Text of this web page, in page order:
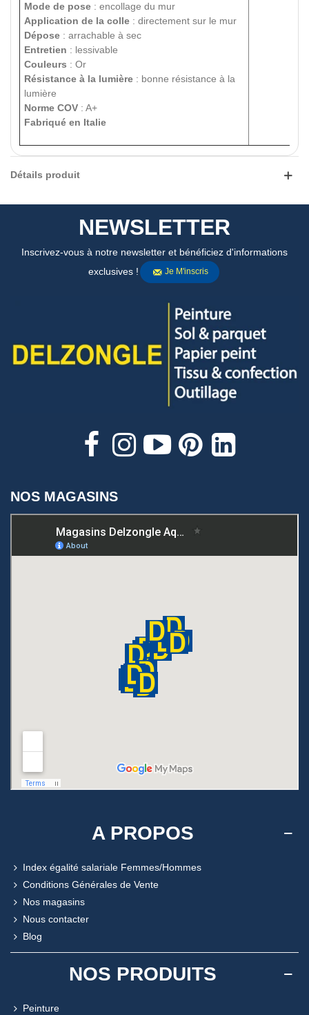
Mode de pose : encollage du mur
Application de la colle : directement sur le mur
Dépose : arrachable à sec
Entretien : lessivable
Couleurs : Or
Résistance à la lumière : bonne résistance à la
lumière
Norme COV : A+
Fabriqué en Italie
Détails produit
NEWSLETTER
Inscrivez-vous à notre newsletter et bénéficiez d'informations
exclusives !
Je M'inscris
NOS MAGASINS
A PROPOS
Index égalité salariale Femmes/Hommes
Conditions Générales de Vente
Nos magasins
Nous contacter
Blog
NOS PRODUITS
Peinture